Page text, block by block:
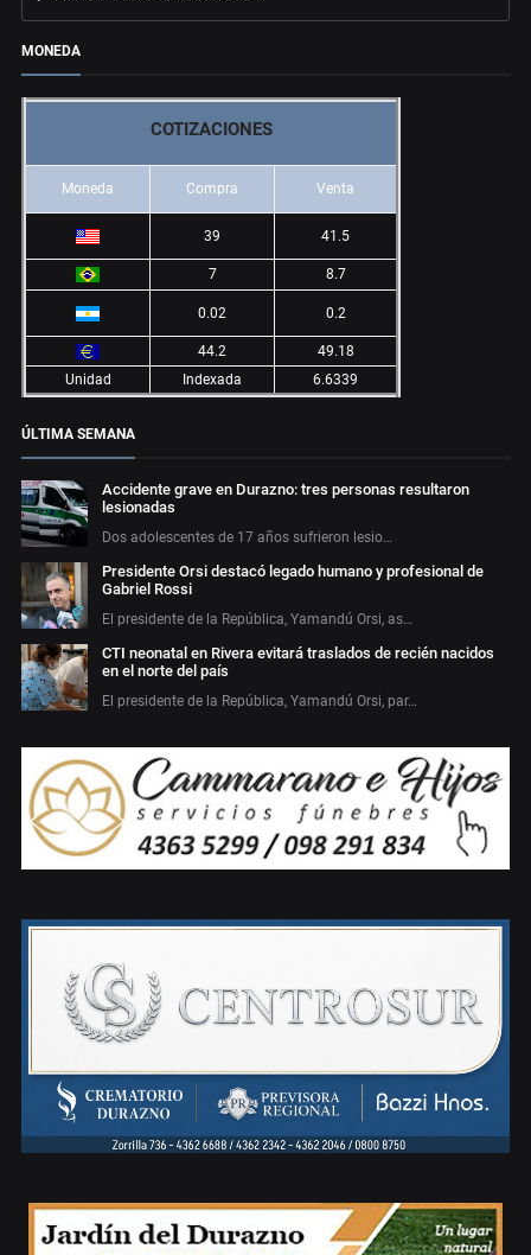
MONEDA
COTIZACIONES
Moneda Compra Venta
39 41.5
7 8.7
0.02 0.2
44.2
49.18
Unidad
Indexada 6.6339
ÚLTIMA SEMANA
Accidente grave en Durazno: tres personas resultaron
lesionadas
Dos adolescentes de 17 años sufrieron lesio…
Presidente Orsi destacó legado humano y profesional de
Gabriel Rossi
El presidente de la República, Yamandú Orsi, as…
CTI neonatal en Rivera evitará traslados de recién nacidos
en el norte del país
El presidente de la República, Yamandú Orsi, par…